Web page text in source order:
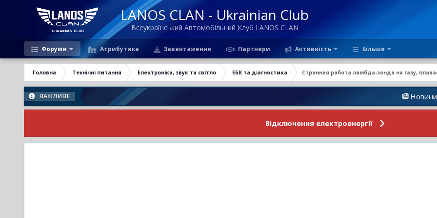
LANOS CLAN - Ukrainian Club
Всеукраїнський Автомобільний Клуб LANOS CLAN
Форуми Атрибутика Завантаження Партнери Активність Більше
Головна Технічні питання Електроніка, звук та світло ЕБК та діагностика Странная работа лямбда-зонда на газу,
ВАЖЛИВЕ Новини Форуму
Відключення електроенергії